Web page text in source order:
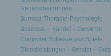
Neuerscheinungen
Burnout-Therapie-Psychologie
Business – Handel – Gewerbe
Computer Software und Spiele
Dienstleistungen – Berater –